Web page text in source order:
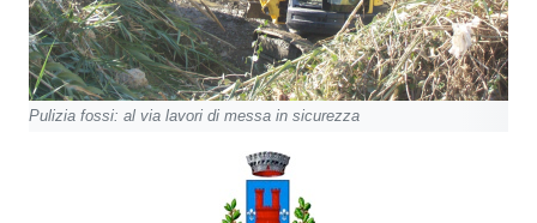
Pulizia fossi: al via lavori di messa in sicurezza